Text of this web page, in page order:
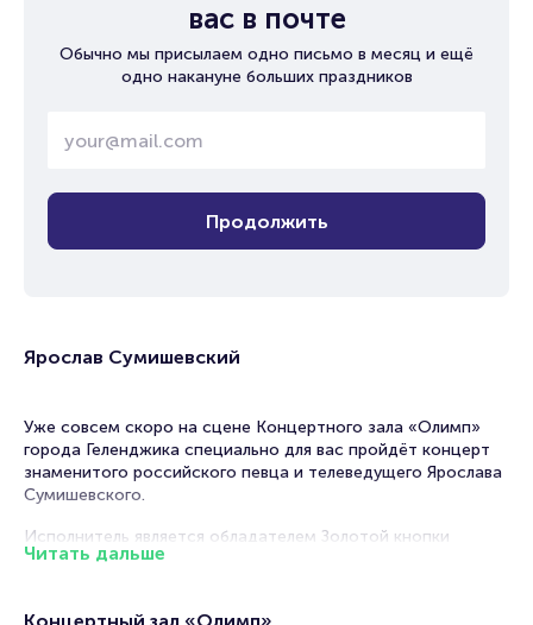
вас в почте
Обычно мы присылаем одно письмо в месяц и ещё
одно накануне больших праздников
Продолжить
Ярослав Сумишевский
Уже совсем скоро на сцене Концертного зала «Олимп»
города Геленджика специально для вас пройдёт концерт
знаменитого российского певца и телеведущего Ярослава
Сумишевского.
Исполнитель является обладателем Золотой кнопки
YouTube и 1,2 млн подписчиков. Его концерты всегда
Читать дальше